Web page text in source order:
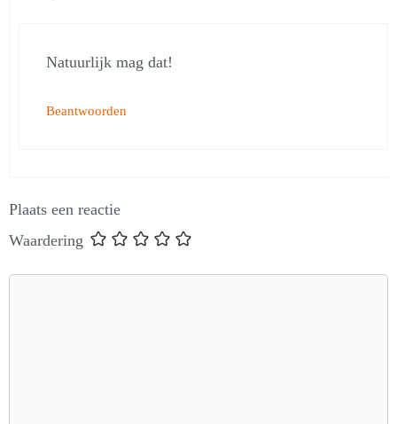
Natuurlijk mag dat!
Beantwoorden
Plaats een reactie
Waardering